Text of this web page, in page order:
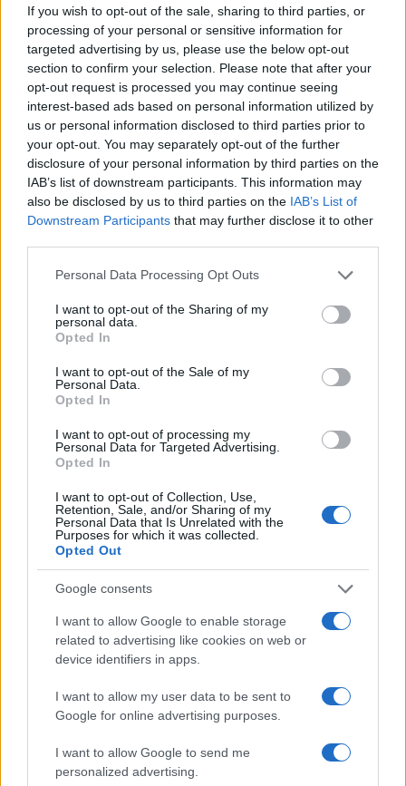
If you wish to opt-out of the sale, sharing to third parties, or
processing of your personal or sensitive information for
targeted advertising by us, please use the below opt-out
section to confirm your selection. Please note that after your
opt-out request is processed you may continue seeing
interest-based ads based on personal information utilized by
us or personal information disclosed to third parties prior to
your opt-out. You may separately opt-out of the further
disclosure of your personal information by third parties on the
IAB’s list of downstream participants. This information may
also be disclosed by us to third parties on the IAB’s List of
Downstream Participants that may further disclose it to other
Please note that this website/app uses one or more Google
not limited to your visit or usage behaviour. You may click to
grant or deny consent to Google and its third-party tags to
use your data for below specified purposes in below Google
consent section.
Personal Data Processing Opt Outs
I want to opt-out of the Sharing of my
personal data.
Opted In
I want to opt-out of the Sale of my
Personal Data.
Opted In
I want to opt-out of processing my
Personal Data for Targeted Advertising.
Opted In
I want to opt-out of Collection, Use,
Retention, Sale, and/or Sharing of my
Personal Data that Is Unrelated with the
Purposes for which it was collected.
Opted Out
Google consents
I want to allow Google to enable storage
related to advertising like cookies on web or
device identifiers in apps.
I want to allow my user data to be sent to
Google for online advertising purposes.
I want to allow Google to send me
personalized advertising.
Un eclipse solar es un espectáculo natural que…
CIENCIA Y TECNOLOGÍA
Cómo elegir una carrera STEAM: perfiles
emergentes y competencias clave
Preview: Marvel Super Hero Squad, más
superhéroes para Nintendo Wii